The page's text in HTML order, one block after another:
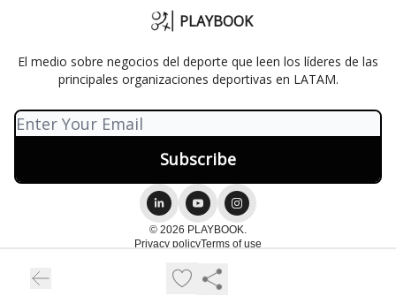
PLAYBOOK
El medio sobre negocios del deporte que leen los líderes de las
principales organizaciones deportivas en LATAM.
© 2026 PLAYBOOK.
Privacy policyTerms of use
Powered by beehiiv